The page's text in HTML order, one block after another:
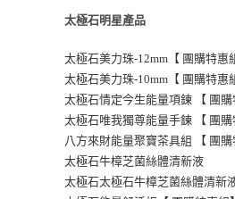
太極石明星產品
太極石美力珠-12mm【 團購特惠
太極石美力珠-10mm【 團購特惠
太極石情定今生能量項鍊 【 團購
太極石唯我獨尊能量手鍊 【 團購
八方來財能量聚寶茶具組 【 團購
太極石牛樟芝菌絲體清新液
太極石太極石牛樟芝菌絲體清新